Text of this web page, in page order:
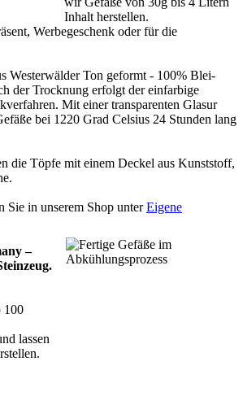
Inhalt herstellen.
Werbegeschenk oder für die
Westerwälder Ton geformt - 100% Blei-
der Trocknung erfolgt der einfarbige
Mit einer transparenten Glasur
bei 1220 Grad Celsius 24 Stunden lang
die Töpfe mit einem Deckel aus Kunststoff,
Sie in unserem Shop unterEigene
–
100
lassen